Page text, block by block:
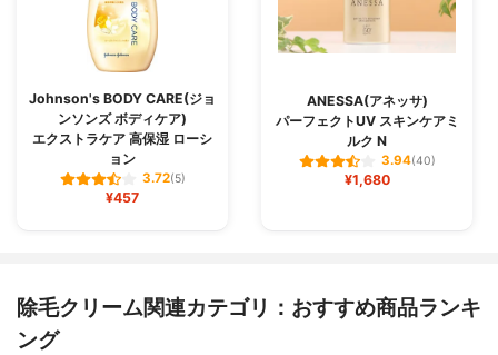
Johnson's BODY CARE(ジョ
ンソンズ ボディケア)
エクストラケア 高保湿 ローシ
ョン
3.72(5)
¥457
ANESSA(アネッサ)
パーフェクトUV スキンケアミ
ルク N
3.94(40)
¥1,680
除毛クリーム関連カテゴリ：おすすめ商品ランキ
ング